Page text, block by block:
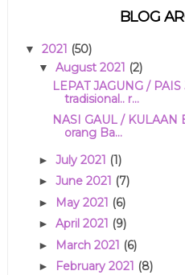
BLOG
▼ 2021 (50)
▼ August 2021 (2)
LEPAT JAGUNG /
tradisional.. r...
NASI GAUL / KULAAN
orang Ba...
► July 2021 (1)
► June 2021 (7)
► May 2021 (6)
► April 2021 (9)
► March 2021 (6)
► February 2021 (8)